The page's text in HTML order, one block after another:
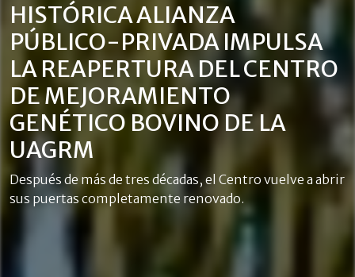
HISTÓRICA ALIANZA
PÚBLICO-PRIVADA IMPULSA
LA REAPERTURA DEL CENTRO
DE MEJORAMIENTO
GENÉTICO BOVINO DE LA
UAGRM
Después de más de tres décadas, el Centro vuelve a abrir
sus puertas completamente renovado.